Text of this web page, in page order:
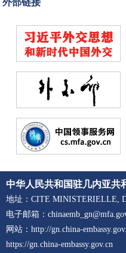
外部链接
中华人民共和国驻几内亚共
地址：CITE MINISTERIELLE,
电子邮箱：
网站：http://gn.china-
https://gn.china-embassy.gov.cn